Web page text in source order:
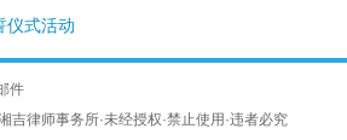
仪式活动
件
律师事务所·未经授权·禁止使用·违者必究